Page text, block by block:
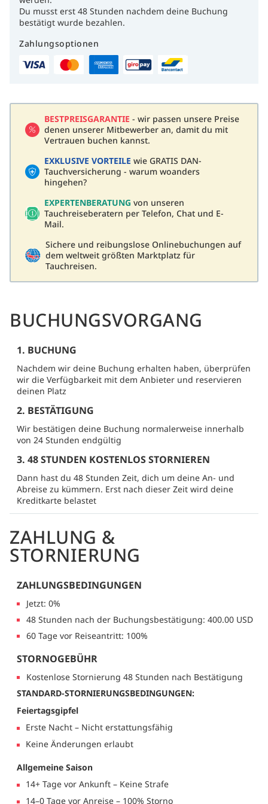
Du musst erst 48 Stunden nachdem deine Buchung
bestätigt wurde bezahlen.
Zahlungsoptionen
BESTPREISGARANTIE - wir passen unsere Preise
denen unserer Mitbewerber an, damit du mit
Vertrauen buchen kannst.
EXKLUSIVE VORTEILE wie GRATIS DAN-
Tauchversicherung - warum woanders
hingehen?
EXPERTENBERATUNG von unseren
Tauchreiseberatern per Telefon, Chat und E-
Mail.
Sichere und reibungslose Onlinebuchungen auf
dem weltweit größten Marktplatz für
Tauchreisen.
BUCHUNGSVORGANG
1. BUCHUNG
Nachdem wir deine Buchung erhalten haben, überprüfen
wir die Verfügbarkeit mit dem Anbieter und reservieren
deinen Platz
2. BESTÄTIGUNG
Wir bestätigen deine Buchung normalerweise innerhalb
von 24 Stunden endgültig
3. 48 STUNDEN KOSTENLOS STORNIEREN
Dann hast du 48 Stunden Zeit, dich um deine An- und
Abreise zu kümmern. Erst nach dieser Zeit wird deine
Kreditkarte belastet
ZAHLUNG &
STORNIERUNG
ZAHLUNGSBEDINGUNGEN
Jetzt: 0%
48 Stunden nach der Buchungsbestätigung: 400.00 USD
60 Tage vor Reiseantritt: 100%
STORNOGEBÜHR
Kostenlose Stornierung 48 Stunden nach Bestätigung
STANDARD-STORNIERUNGSBEDINGUNGEN:
Feiertagsgipfel
Erste Nacht – Nicht erstattungsfähig
Keine Änderungen erlaubt
Allgemeine Saison
14+ Tage vor Ankunft – Keine Strafe
14–0 Tage vor Anreise – 100% Storno